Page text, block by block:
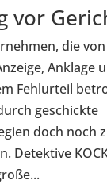
vor
die
Anklage
Fehlurteil
geschickte
doch noch
Detektive